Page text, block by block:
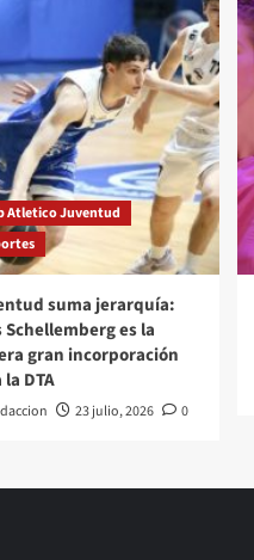
Atletico Juventud
suma jerarquía:
Schellemberg es la
gran incorporación
DTA
23 julio, 2026 0